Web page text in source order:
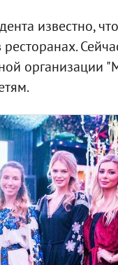
известно,
организации